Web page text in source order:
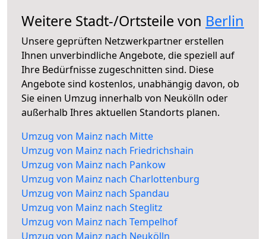
Weitere Stadt-/Ortsteile von Berlin
Unsere geprüften Netzwerkpartner erstellen
Ihnen unverbindliche Angebote, die speziell auf
Ihre Bedürfnisse zugeschnitten sind. Diese
Angebote sind kostenlos, unabhängig davon, ob
Sie einen Umzug innerhalb von Neukölln oder
außerhalb Ihres aktuellen Standorts planen.
Umzug von Mainz nach Mitte
Umzug von Mainz nach Friedrichshain
Umzug von Mainz nach Pankow
Umzug von Mainz nach Charlottenburg
Umzug von Mainz nach Spandau
Umzug von Mainz nach Steglitz
Umzug von Mainz nach Tempelhof
Umzug von Mainz nach Neukölln